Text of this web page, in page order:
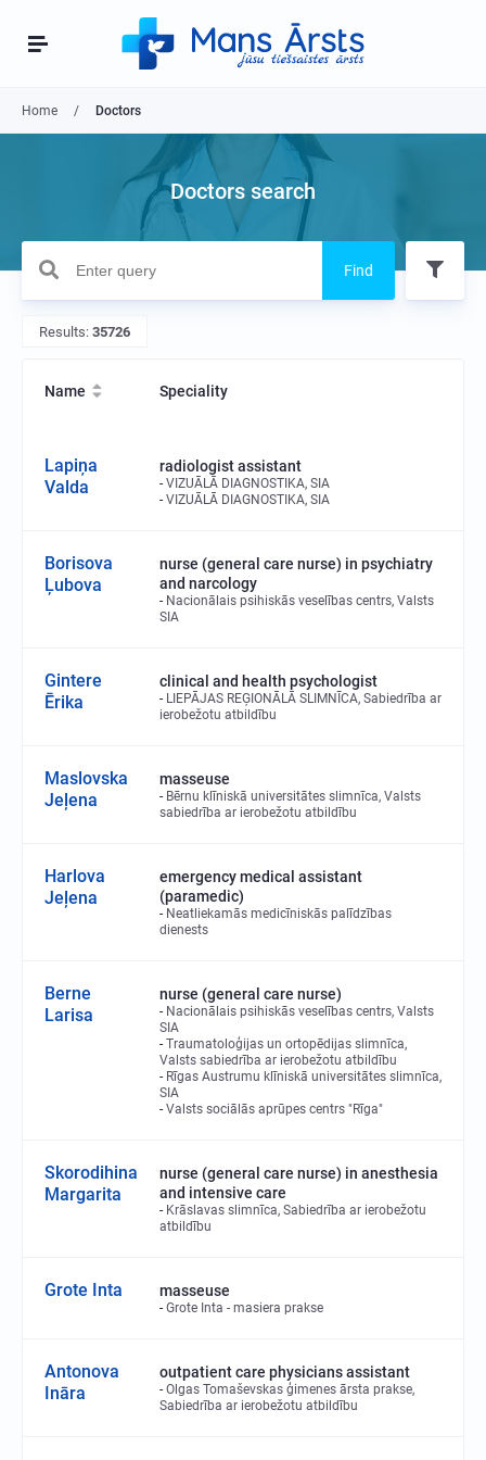
Home Doctors
Doctors search
Find
Results: 35726
Name Speciality
Lapiņa
Valda
radiologist assistant
VIZUĀLĀ DIAGNOSTIKA, SIA
VIZUĀLĀ DIAGNOSTIKA, SIA
Borisova
Ļubova
nurse (general care nurse) in psychiatry
and narcology
Nacionālais psihiskās veselības centrs, Valsts
SIA
Gintere
Ērika
clinical and health psychologist
LIEPĀJAS REĢIONĀLĀ SLIMNĪCA, Sabiedrība ar
ierobežotu atbildību
Maslovska
Jeļena
masseuse
Bērnu klīniskā universitātes slimnīca, Valsts
sabiedrība ar ierobežotu atbildību
Harlova
Jeļena
emergency medical assistant
(paramedic)
Neatliekamās medicīniskās palīdzības
dienests
Berne
Larisa
nurse (general care nurse)
Nacionālais psihiskās veselības centrs, Valsts
SIA
Traumatoloģijas un ortopēdijas slimnīca,
Valsts sabiedrība ar ierobežotu atbildību
Rīgas Austrumu klīniskā universitātes slimnīca,
SIA
Valsts sociālās aprūpes centrs "Rīga"
Skorodihina
Margarita
nurse (general care nurse) in anesthesia
and intensive care
Krāslavas slimnīca, Sabiedrība ar ierobežotu
atbildību
Grote Inta masseuse
Grote Inta - masiera prakse
Antonova
Ināra
outpatient care physicians assistant
Olgas Tomaševskas ģimenes ārsta prakse,
Sabiedrība ar ierobežotu atbildību